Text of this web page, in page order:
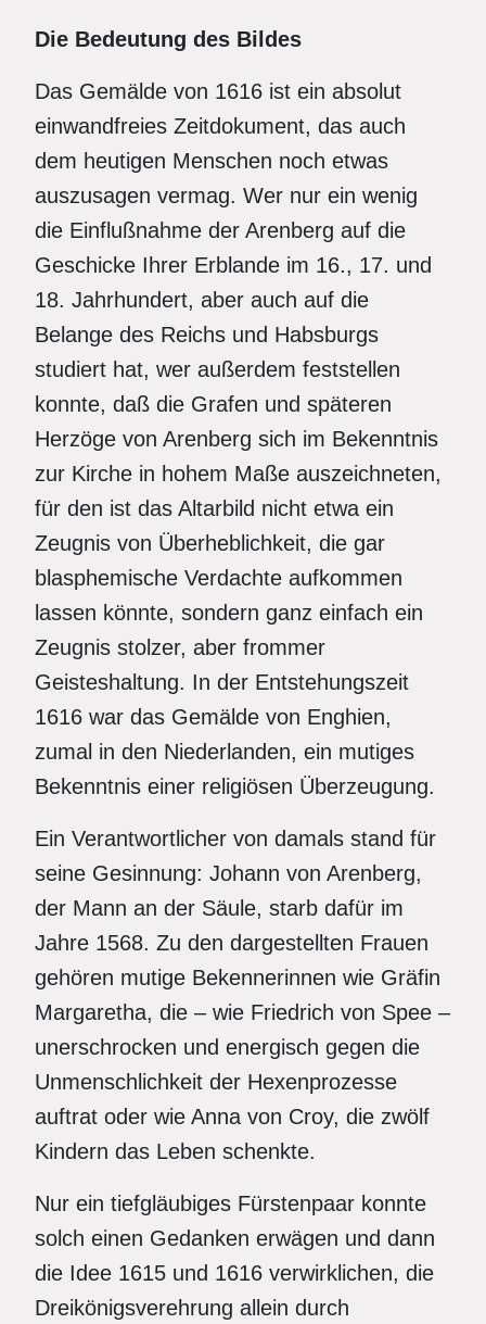
Die Bedeutung des Bildes
Das Gemälde von 1616 ist ein absolut
einwandfreies Zeitdokument, das auch
dem heutigen Menschen noch etwas
auszusagen vermag. Wer nur ein wenig
die Einflußnahme der Arenberg auf die
Geschicke Ihrer Erblande im 16., 17. und
18. Jahrhundert, aber auch auf die
Belange des Reichs und Habsburgs
studiert hat, wer außerdem feststellen
konnte, daß die Grafen und späteren
Herzöge von Arenberg sich im Bekenntnis
zur Kirche in hohem Maße auszeichneten,
für den ist das Altarbild nicht etwa ein
Zeugnis von Überheblichkeit, die gar
blasphemische Verdachte aufkommen
lassen könnte, sondern ganz einfach ein
Zeugnis stolzer, aber frommer
Geisteshaltung. In der Entstehungszeit
1616 war das Gemälde von Enghien,
zumal in den Niederlanden, ein mutiges
Bekenntnis einer religiösen Überzeugung.
Ein Verantwortlicher von damals stand für
seine Gesinnung: Johann von Arenberg,
der Mann an der Säule, starb dafür im
Jahre 1568. Zu den dargestellten Frauen
gehören mutige Bekennerinnen wie Gräfin
Margaretha, die – wie Friedrich von Spee –
unerschrocken und energisch gegen die
Unmenschlichkeit der Hexenprozesse
auftrat oder wie Anna von Croy, die zwölf
Kindern das Leben schenkte.
Nur ein tiefgläubiges Fürstenpaar konnte
solch einen Gedanken erwägen und dann
die Idee 1615 und 1616 verwirklichen, die
Dreikönigsverehrung allein durch